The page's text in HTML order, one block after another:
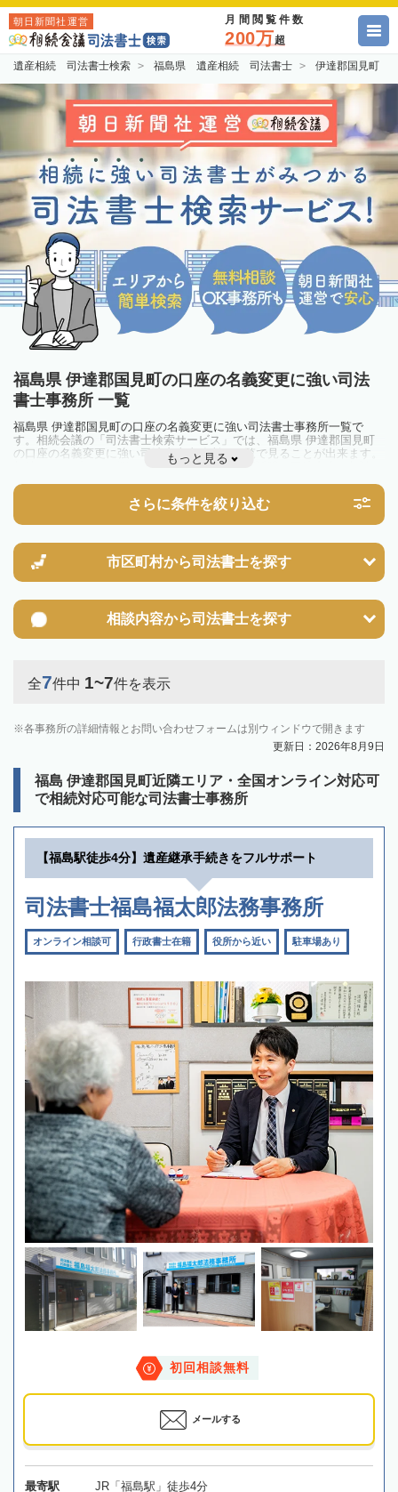
朝日新聞社運営 月間閲覧件数
200万超
遺産相続 司法書士検索 福島県 遺産相続 司法書士 伊達郡国見町
福島県 伊達郡国見町の口座の名義変更に強い司法
書士事務所 一覧
福島県 伊達郡国見町の口座の名義変更に強い司法書士事務所一覧で
す。相続会議の「司法書士検索サービス」では、福島県 伊達郡国見町
の口座の名義変更に強い司法書士事務所を一覧で見ることが出来ます。
相続のトラブルやお悩みを抱えている方は一度近隣の司法書士に相談し
もっと見る
さらに条件を絞り込む
市区町村から司法書士を探す
相談内容から司法書士を探す
全7件中 1~7件を表示
各事務所の詳細情報とお問い合わせフォームは別ウィンドウで開きます
更新日：2026年8月9日
福島 伊達郡国見町近隣エリア・全国オンライン対応可
で相続対応可能な司法書士事務所
【福島駅徒歩4分】遺産継承手続きをフルサポート
司法書士福島福太郎法務事務所
オンライン相談可 行政書士在籍 役所から近い 駐車場あり
初回相談無料
メールする
最寄駅 JR「福島駅」徒歩4分